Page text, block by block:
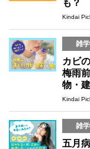
も？
Kindai
雑
カビ
梅雨
物・
Kindai
雑
五月